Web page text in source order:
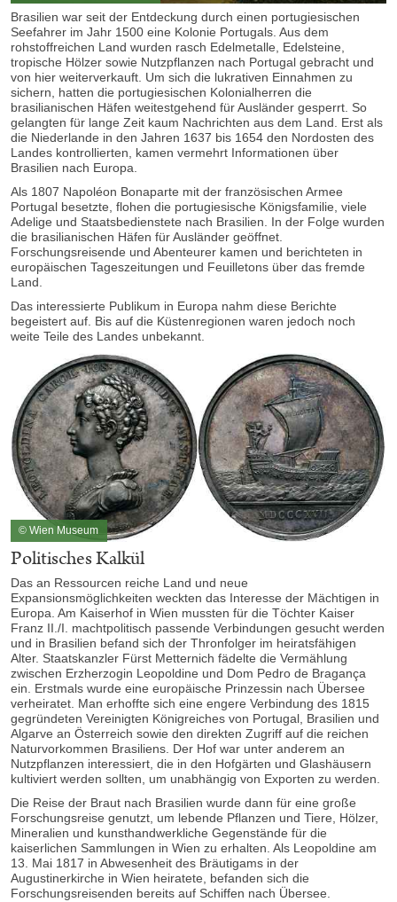
Brasilien war seit der Entdeckung durch einen portugiesischen
Seefahrer im Jahr 1500 eine Kolonie Portugals. Aus dem
rohstoffreichen Land wurden rasch Edelmetalle, Edelsteine,
tropische Hölzer sowie Nutzpflanzen nach Portugal gebracht und
von hier weiterverkauft. Um sich die lukrativen Einnahmen zu
sichern, hatten die portugiesischen Kolonialherren die
brasilianischen Häfen weitestgehend für Ausländer gesperrt. So
gelangten für lange Zeit kaum Nachrichten aus dem Land. Erst als
die Niederlande in den Jahren 1637 bis 1654 den Nordosten des
Landes kontrollierten, kamen vermehrt Informationen über
Brasilien nach Europa.
Als 1807 Napoléon Bonaparte mit der französischen Armee
Portugal besetzte, flohen die portugiesische Königsfamilie, viele
Adelige und Staatsbedienstete nach Brasilien. In der Folge wurden
die brasilianischen Häfen für Ausländer geöffnet.
Forschungsreisende und Abenteurer kamen und berichteten in
europäischen Tageszeitungen und Feuilletons über das fremde
Land.
Das interessierte Publikum in Europa nahm diese Berichte
begeistert auf. Bis auf die Küstenregionen waren jedoch noch
weite Teile des Landes unbekannt.
© Wien Museum
Politisches Kalkül
Das an Ressourcen reiche Land und neue
Expansionsmöglichkeiten weckten das Interesse der Mächtigen in
Europa. Am Kaiserhof in Wien mussten für die Töchter Kaiser
Franz II./I. machtpolitisch passende Verbindungen gesucht werden
und in Brasilien befand sich der Thronfolger im heiratsfähigen
Alter. Staatskanzler Fürst Metternich fädelte die Vermählung
zwischen Erzherzogin Leopoldine und Dom Pedro de Bragança
ein. Erstmals wurde eine europäische Prinzessin nach Übersee
verheiratet. Man erhoffte sich eine engere Verbindung des 1815
gegründeten Vereinigten Königreiches von Portugal, Brasilien und
Algarve an Österreich sowie den direkten Zugriff auf die reichen
Naturvorkommen Brasiliens. Der Hof war unter anderem an
Nutzpflanzen interessiert, die in den Hofgärten und Glashäusern
kultiviert werden sollten, um unabhängig von Exporten zu werden.
Die Reise der Braut nach Brasilien wurde dann für eine große
Forschungsreise genutzt, um lebende Pflanzen und Tiere, Hölzer,
Mineralien und kunsthandwerkliche Gegenstände für die
kaiserlichen Sammlungen in Wien zu erhalten. Als Leopoldine am
13. Mai 1817 in Abwesenheit des Bräutigams in der
Augustinerkirche in Wien heiratete, befanden sich die
Forschungsreisenden bereits auf Schiffen nach Übersee.